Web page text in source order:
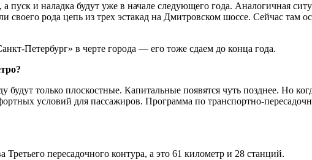
пуск и наладка будут уже в начале следующего года. Аналогичная
рода цепь из трех эстакад на Дмитровском шоссе. Сейчас там
Петербург» в черте города — его тоже сдаем до конца года.
только плоскостные. Капитальные появятся чуть позднее. Но
условий для пассажиров. Программа по транспортно-
пересадочного контура, а это 61 километр и 28 станций.